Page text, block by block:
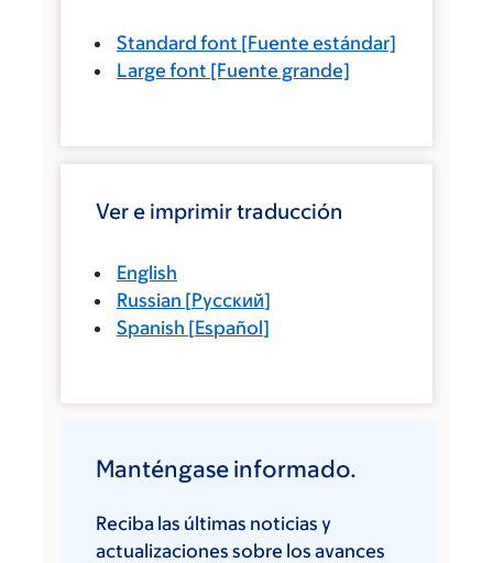
Standard font [Fuente estándar]
Large font [Fuente grande]
Ver e imprimir traducción
English
Russian [Русский]
Spanish [Español]
Manténgase informado.
Reciba las últimas noticias y
actualizaciones sobre los avances